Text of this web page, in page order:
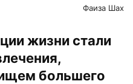
Фаиза Шах
жизни стали
большего